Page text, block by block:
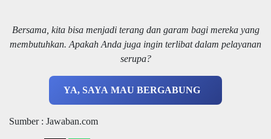
Bersama, kita bisa menjadi terang dan garam bagi mereka yang
membutuhkan. Apakah Anda juga ingin terlibat dalam pelayanan
serupa?
YA, SAYA MAU BERGABUNG
Sumber : Jawaban.com